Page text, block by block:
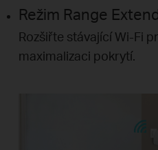
Režim Range
Rozšiřte stávající Wi-Fi
maximalizaci pokrytí.